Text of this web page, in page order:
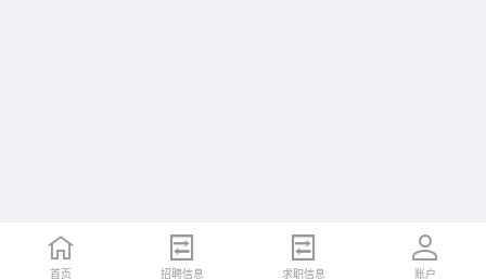
首页 招聘信息 求职信息 账户